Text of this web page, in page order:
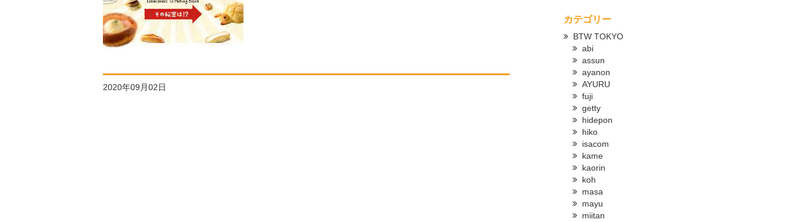
2020年09月02日
カテゴリー
BTW TOKYO
abi
assun
ayanon
AYURU
fuji
getty
hidepon
hiko
isacom
kame
kaorin
koh
masa
mayu
miitan